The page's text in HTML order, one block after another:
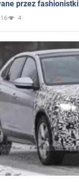
przez fashionistki
4